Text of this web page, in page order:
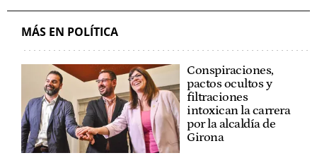
MÁS EN POLÍTICA
Conspiraciones,
pactos ocultos y
filtraciones
intoxican la carrera
por la alcaldía de
Girona